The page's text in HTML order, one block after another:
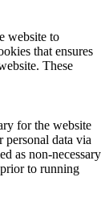
website to
that ensures
These
for the website
personal data via
as non-necessary
to running